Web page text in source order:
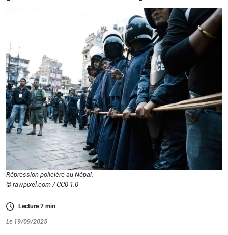
Répression policière au Népal.
© rawpixel.com / CC0 1.0
Lecture7 min
Le 19/09/2025